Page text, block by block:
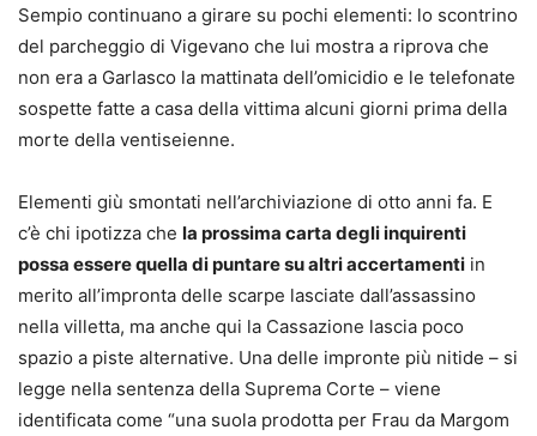
Sempio continuano a girare su pochi elementi: lo scontrino
del parcheggio di Vigevano che lui mostra a riprova che
non era a Garlasco la mattinata dell’omicidio e le telefonate
sospette fatte a casa della vittima alcuni giorni prima della
morte della ventiseienne.
Elementi giù smontati nell’archiviazione di otto anni fa. E
c’è chi ipotizza che la prossima carta degli inquirenti
possa essere quella di puntare su altri accertamenti in
merito all’impronta delle scarpe lasciate dall’assassino
nella villetta, ma anche qui la Cassazione lascia poco
spazio a piste alternative. Una delle impronte più nitide – si
legge nella sentenza della Suprema Corte – viene
identificata come “una suola prodotta per Frau da Margom